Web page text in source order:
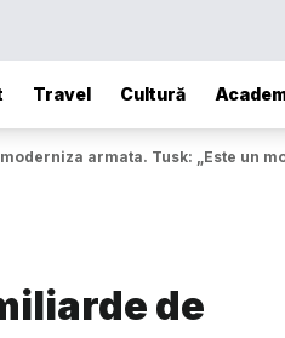
Travel Cultură
armata. Tusk: „Este un
de